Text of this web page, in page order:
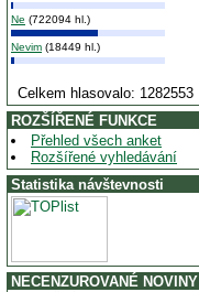
Ne (722094 hl.)
Nevim (18449 hl.)
Celkem hlasovalo: 1282553
ROZŠÍŘENÉ FUNKCE
Přehled všech anket
Rozšířené vyhledávání
Statistika návštevnosti
NECENZUROVANÉ NOVINY